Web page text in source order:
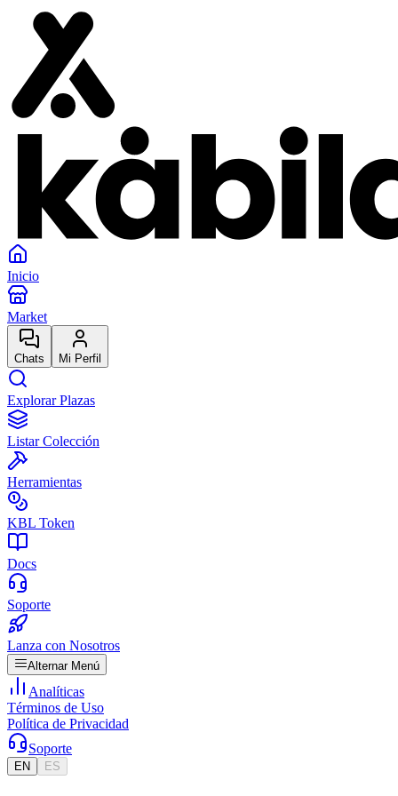
Inicio
Market
Chats Mi Perfil
Explorar Plazas
Listar Colección
Herramientas
KBL Token
Docs
Soporte
Lanza con Nosotros
Alternar Menú
Analíticas
Términos de Uso
Política de Privacidad
Soporte
EN ES